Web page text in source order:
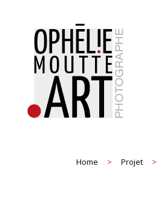
Home > Projet >